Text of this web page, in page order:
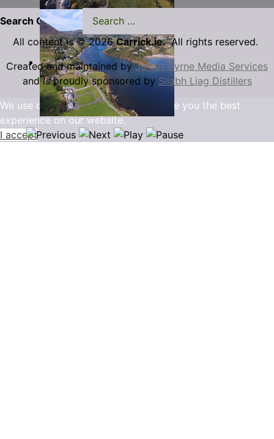
Search Carrick.ie
All content is © 2026Carrick.ie.All rights reserved.
Created and maintained byJames Byrne Media Services
and is proudly sponsored by Sliabh Liag Distillers
We use cookies to ensure that we give you the best
experience on our website.
I accept